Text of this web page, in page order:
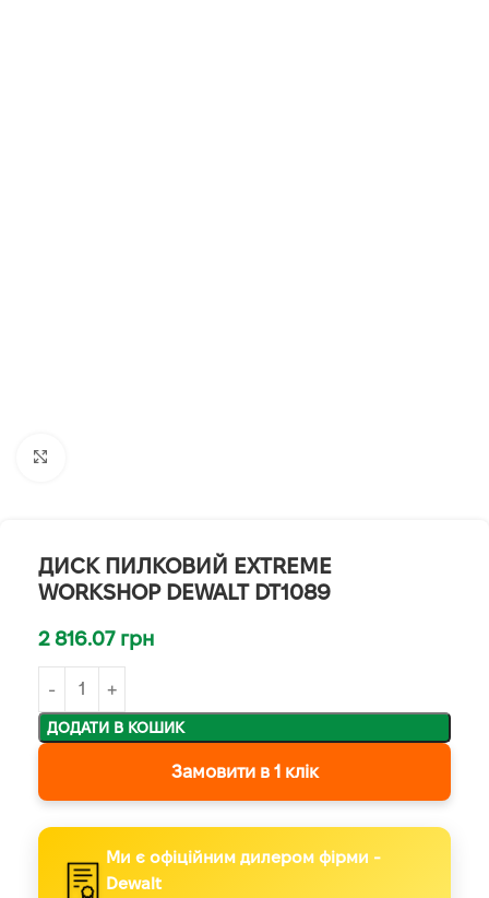
ДИСК ПИЛКОВИЙ EXTREME
WORKSHOP DEWALT DT1089
2 816.07 грн
ДОДАТИ В КОШИК
Замовити в 1 клік
Ми є офіційним дилером фірми -
Dewalt